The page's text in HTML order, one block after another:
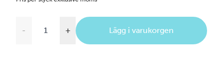
- + Lägg i varukorgen